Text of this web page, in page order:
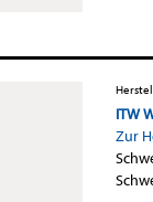
ITW
Zur